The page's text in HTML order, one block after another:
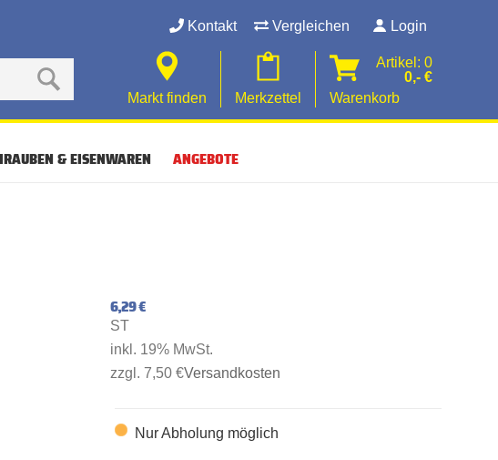
Kontakt Vergleichen Login
Markt finden Merkzettel
Artikel: 0
0,- €
Warenkorb
& EISENWAREN ANGEBOTE
6,29 €
ST
inkl. 19% MwSt.
zzgl. 7,50 €Versandkosten
Nur Abholung möglich